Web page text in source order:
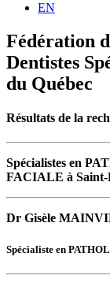
EN
Fédération
Dentistes
du Québec
Résultats de la
Spécialistes en
FACIALE à
Dr Gisèle
Spécialiste en